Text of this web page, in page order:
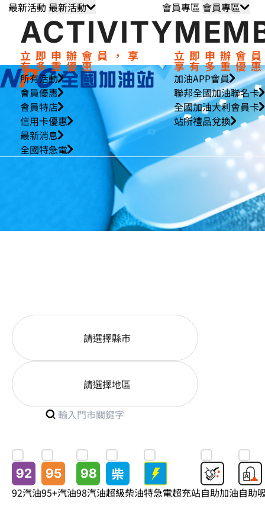
最新活動
最新活動 最新活動
ACTIVITY
立即申辦會員，享
有多重優惠
所有活動
會員優惠
會員特店
信用卡優惠
最新消息
全國特急電
會員專區
會員專區 會員專區
立即申辦會
享有多重優
加油APP會員
聯邦全國加油聯名卡
全國加油大利會員卡
站所禮品兌換
請選擇縣市
請選擇地區
92汽油95+汽油98汽油超級柴油特急電超充站自助加油自助